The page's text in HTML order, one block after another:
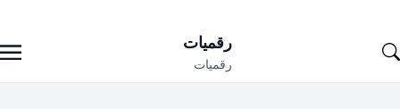
to
رقميات
رقميات